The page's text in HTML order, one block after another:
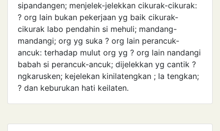
sipandangen; menjelek-jelekkan cikurak-cikurak:
? org lain bukan pekerjaan yg baik cikurak-
cikurak labo pendahin si mehuli; mandang-
mandangi; org yg suka ? org lain perancuk-
ancuk: terhadap mulut org yg ? org lain nandangi
babah si perancuk-ancuk; dijelekkan yg cantik ?
ngkarusken; kejelekan kinilatengkan ; la tengkan;
? dan keburukan hati keilaten.